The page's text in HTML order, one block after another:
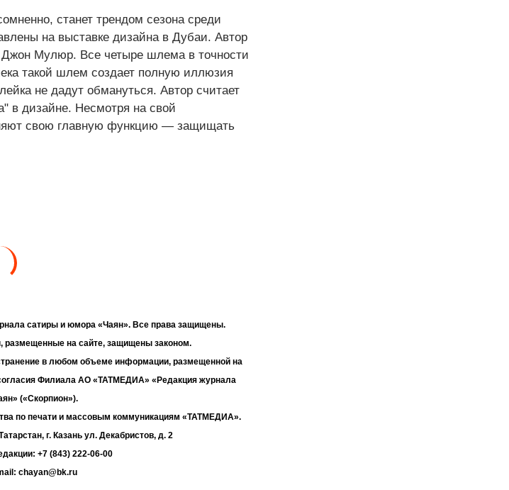
станет трендом сезона среди
на выставке дизайна в Дубаи. Автор
Мулюр. Все четыре шлема в точности
такой шлем создает полную иллюзия
не дадут обмануться. Автор считает
в дизайне. Несмотря на свой
свою главную функцию — защищать
сатиры и юмора «Чаян». Все права защищены.
на сайте, защищены законом.
в любом объеме информации, размещенной на
Филиала АО «ТАТМЕДИА» «Редакция журнала
(«Скорпион»).
по печати и массовым коммуникациям «ТАТМЕДИА».
г. Казань ул. Декабристов, д. 2
+7 (843) 222-06-00
chayan@bk.ru